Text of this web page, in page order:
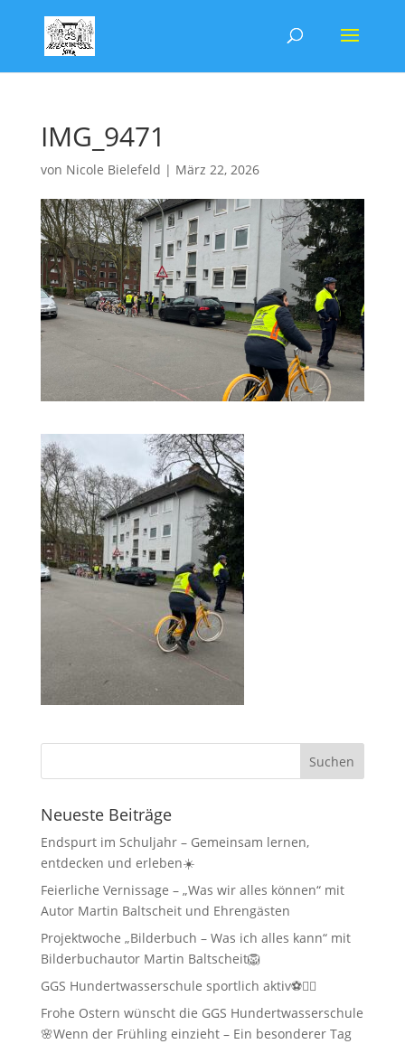
IMG_9471
von Nicole Bielefeld | März 22, 2026
Neueste Beiträge
Endspurt im Schuljahr – Gemeinsam lernen,
entdecken und erleben☀️
Feierliche Vernissage – „Was wir alles können“ mit
Autor Martin Baltscheit und Ehrengästen
Projektwoche „Bilderbuch – Was ich alles kann“ mit
Bilderbuchautor Martin Baltscheit🦁
GGS Hundertwasserschule sportlich aktiv⚽🏃‍♂️
Frohe Ostern wünscht die GGS Hundertwasserschule
🌸Wenn der Frühling einzieht – Ein besonderer Tag